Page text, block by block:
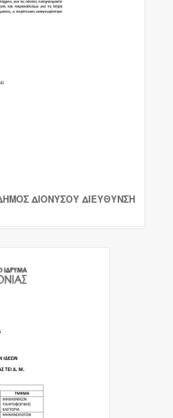
ΔΙΟΝΥΣΟΥ ΔΙΕΥΘΥΝΣΗ